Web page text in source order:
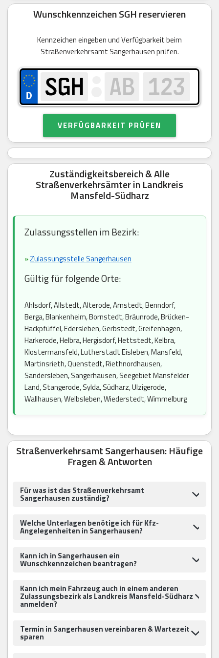
Wunschkennzeichen SGH reservieren
Kennzeichen eingeben und Verfügbarkeit beim
Straßenverkehrsamt Sangerhausen prüfen.
VERFÜGBARKEIT PRÜFEN
Zuständigkeitsbereich & Alle
Straßenverkehrsämter in Landkreis
Mansfeld-Südharz
Zulassungsstellen im Bezirk:
»Zulassungsstelle Sangerhausen
Gültig für folgende Orte:
Ahlsdorf, Allstedt, Alterode, Arnstedt, Benndorf,
Berga, Blankenheim, Bornstedt, Bräunrode, Brücken-
Hackpfüffel, Edersleben, Gerbstedt, Greifenhagen,
Harkerode, Helbra, Hergisdorf, Hettstedt, Kelbra,
Klostermansfeld, Lutherstadt Eisleben, Mansfeld,
Martinsrieth, Quenstedt, Riethnordhausen,
Sandersleben, Sangerhausen, Seegebiet Mansfelder
Land, Stangerode, Sylda, Südharz, Ulzigerode,
Wallhausen, Welbsleben, Wiederstedt, Wimmelburg
Straßenverkehrsamt Sangerhausen: Häufige
Fragen & Antworten
Für was ist das Straßenverkehrsamt
Sangerhausen zuständig?
Welche Unterlagen benötige ich für Kfz-
Angelegenheiten in Sangerhausen?
Kann ich in Sangerhausen ein
Wunschkennzeichen beantragen?
Kann ich mein Fahrzeug auch in einem anderen
Zulassungsbezirk als Landkreis Mansfeld-Südharz
anmelden?
Termin in Sangerhausen vereinbaren & Wartezeit
sparen